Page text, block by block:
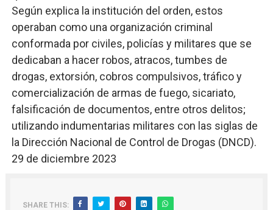
Según explica la institución del orden, estos
operaban como una organización criminal
conformada por civiles, policías y militares que se
dedicaban a hacer robos, atracos, tumbes de
drogas, extorsión, cobros compulsivos, tráfico y
comercialización de armas de fuego, sicariato,
falsificación de documentos, entre otros delitos;
utilizando indumentarias militares con las siglas de
la Dirección Nacional de Control de Drogas (DNCD).
29 de diciembre 2023
SHARE THIS: